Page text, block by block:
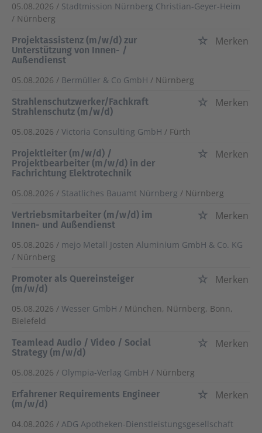
05.08.2026 / Stadtmission Nürnberg Christian-Geyer-Heim
/ Nürnberg
Projektassistenz (m/w/d) zur
Unterstützung von Innen- /
Außendienst
Merken
05.08.2026 / Bermüller & Co GmbH / Nürnberg
Strahlenschutzwerker/Fachkraft
Strahlenschutz (m/w/d)
Merken
05.08.2026 / Victoria Consulting GmbH / Fürth
Projektleiter (m/w/d) /
Projektbearbeiter (m/w/d) in der
Fachrichtung Elektrotechnik
Merken
05.08.2026 / Staatliches Bauamt Nürnberg / Nürnberg
Vertriebsmitarbeiter (m/w/d) im
Innen- und Außendienst
Merken
05.08.2026 / mejo Metall Josten Aluminium GmbH & Co. KG
/ Nürnberg
Promoter als Quereinsteiger
(m/w/d)
Merken
05.08.2026 / Wesser GmbH / München, Nürnberg, Bonn,
Bielefeld
Teamlead Audio / Video / Social
Strategy (m/w/d)
Merken
05.08.2026 / Olympia-Verlag GmbH / Nürnberg
Erfahrener Requirements Engineer
(m/w/d)
Merken
04.08.2026 / ADG Apotheken-Dienstleistungsgesellschaft